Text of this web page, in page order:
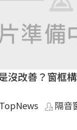
沒改善？窗框
TopNews
隔音